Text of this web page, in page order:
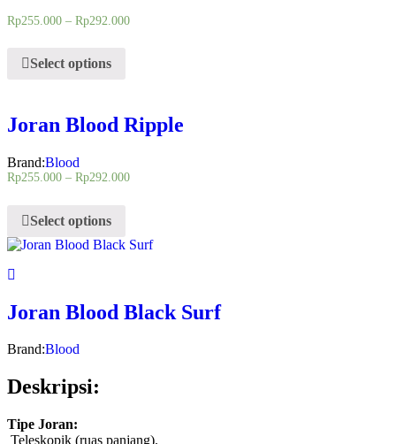
Rp255.000 – Rp292.000
Select options
Joran Blood Ripple
Brand:Blood
Rp255.000 – Rp292.000
Select options
Joran Blood Black Surf
Brand:Blood
Deskripsi:
Tipe Joran:
Teleskopik (ruas panjang).